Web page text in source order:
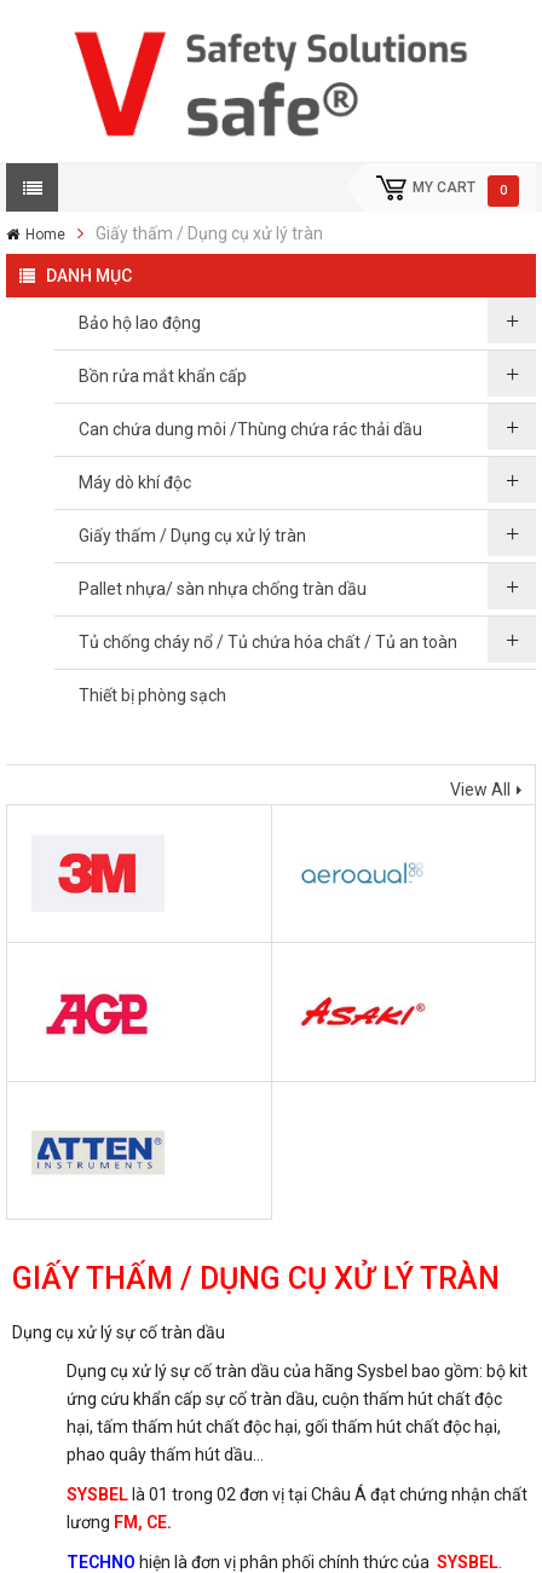
MY CART 0
Home Giấy thấm / Dụng cụ xử lý tràn
DANH MỤC
Bảo hộ lao động
Bồn rửa mắt khẩn cấp
Can chứa dung môi /Thùng chứa rác thải dầu
Máy dò khí độc
Giấy thấm / Dụng cụ xử lý tràn
Pallet nhựa/ sàn nhựa chống tràn dầu
Tủ chống cháy nổ / Tủ chứa hóa chất / Tủ an toàn
Thiết bị phòng sạch
View All
GIẤY THẤM / DỤNG CỤ XỬ LÝ TRÀN
Dụng cụ xử lý sự cố tràn dầu
Dụng cụ xử lý sự cố tràn dầu của hãng Sysbel bao gồm: bộ kit
ứng cứu khẩn cấp sự cố tràn dầu, cuộn thấm hút chất độc
hại, tấm thấm hút chất độc hại, gối thấm hút chất độc hại,
phao quây thấm hút dầu…
SYSBEL là 01 trong 02 đơn vị tại Châu Á đạt chứng nhận chất
lương FM, CE.
TECHNO hiện là đơn vị phân phối chính thức của SYSBEL